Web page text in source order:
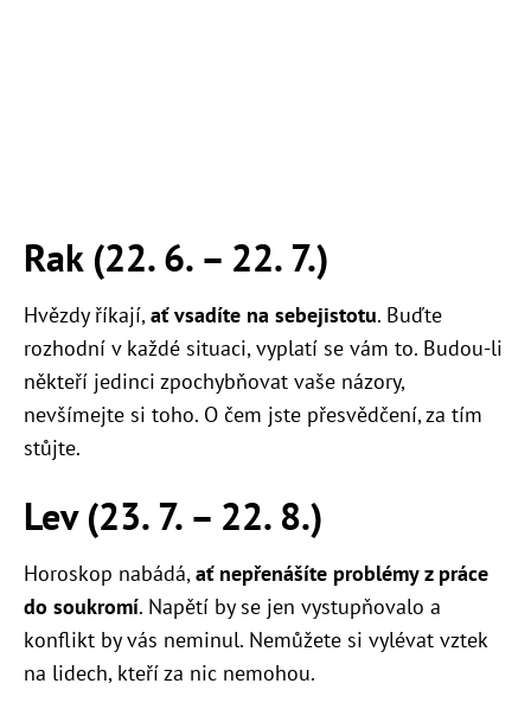
Rak (22. 6. – 22. 7.)
Hvězdy říkají,ať vsadíte na sebejistotu. Buďte
rozhodní v každé situaci, vyplatí se vám to. Budou-li
někteří jedinci zpochybňovat vaše názory,
nevšímejte si toho. O čem jste přesvědčení, za tím
stůjte.
Lev (23. 7. – 22. 8.)
Horoskop nabádá,ať nepřenášíte problémy z práce
do soukromí. Napětí by se jen vystupňovalo a
konflikt by vás neminul. Nemůžete si vylévat vztek
na lidech, kteří za nic nemohou.